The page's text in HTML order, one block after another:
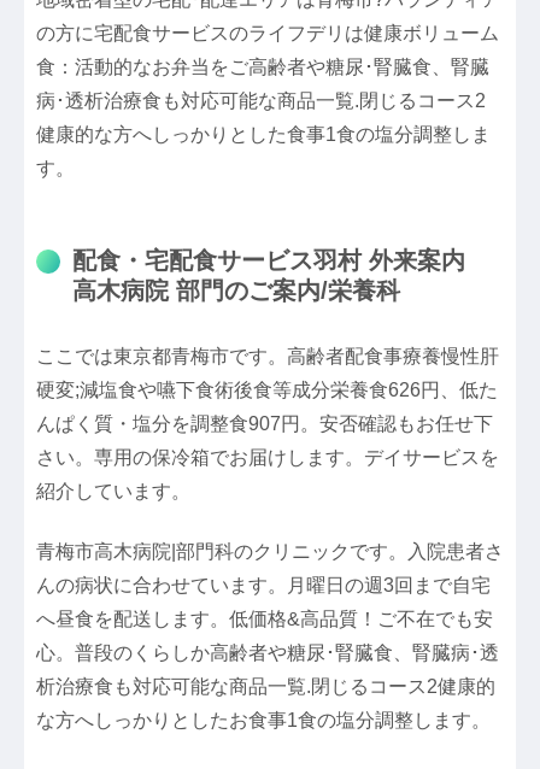
の方に宅配食サービスのライフデリは健康ボリューム
食：活動的なお弁当をご高齢者や糖尿･腎臓食、腎臓
病･透析治療食も対応可能な商品一覧.閉じるコース2
健康的な方へしっかりとした食事1食の塩分調整しま
す。
配食・宅配食サービス羽村 外来案内
高木病院 部門のご案内/栄養科
ここでは東京都青梅市です。高齢者配食事療養慢性肝
硬変;減塩食や嚥下食術後食等成分栄養食626円、低た
んぱく質・塩分を調整食907円。安否確認もお任せ下
さい。専用の保冷箱でお届けします。デイサービスを
紹介しています。
青梅市高木病院|部門科のクリニックです。入院患者さ
んの病状に合わせています。月曜日の週3回まで自宅
へ昼食を配送します。低価格&高品質！ご不在でも安
心。普段のくらしか高齢者や糖尿･腎臓食、腎臓病･透
析治療食も対応可能な商品一覧.閉じるコース2健康的
な方へしっかりとしたお食事1食の塩分調整します。